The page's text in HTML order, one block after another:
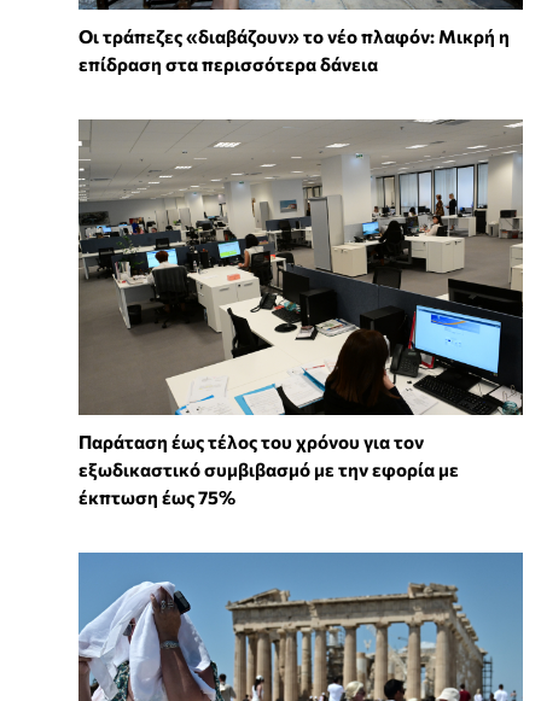
Οι τράπεζες «διαβάζουν» το νέο πλαφόν: Μικρή η
επίδραση στα περισσότερα δάνεια
Παράταση έως τέλος του χρόνου για τον
εξωδικαστικό συμβιβασμό με την εφορία με
έκπτωση έως 75%